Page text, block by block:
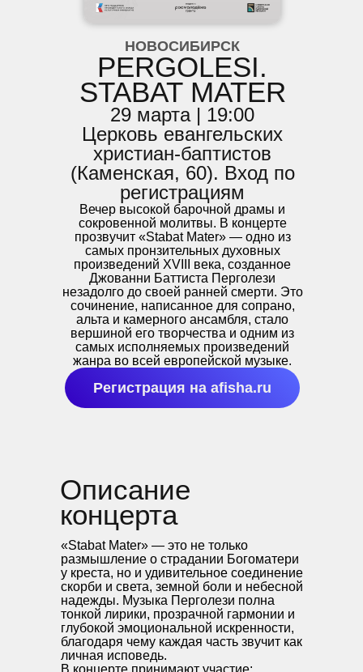
НОВОСИБИРСК
PERGOLESI.
STABAT MATER
29 марта | 19:00
Церковь евангельских
христиан-баптистов
(Каменская, 60). Вход по
регистрациям
Вечер высокой барочной драмы и
сокровенной молитвы. В концерте
прозвучит «Stabat Mater» — одно из
самых пронзительных духовных
произведений XVIII века, созданное
Джованни Баттиста Перголези
незадолго до своей ранней смерти. Это
сочинение, написанное для сопрано,
альта и камерного ансамбля, стало
вершиной его творчества и одним из
самых исполняемых произведений
жанра во всей европейской музыке.
Регистрация на afisha.ru
Описание
концерта
«Stabat Mater» — это не только
размышление о страдании Богоматери
у креста, но и удивительное соединение
скорби и света, земной боли и небесной
надежды. Музыка Перголези полна
тонкой лирики, прозрачной гармонии и
глубокой эмоциональной искренности,
благодаря чему каждая часть звучит как
личная исповедь.